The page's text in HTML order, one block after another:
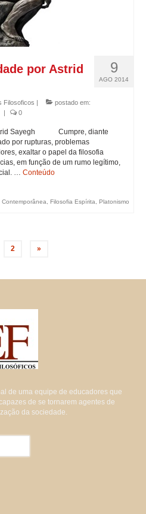
9
AGO 2014
por Astrid
Filosoficos |
postado em:
| 0
Sayegh Cumpre, diante
por rupturas, problemas
exaltar o papel da filosofia
em função de um rumo legítimo,
… Conteúdo
Contemporânea Filosofia Espírita Platonismo
2 »
de uma equipe de educadores que
de se tornarem agentes de
da sociedade.